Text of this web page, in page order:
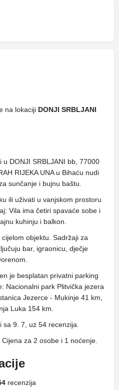
na lokaciji DONJI SRBLJANI
u DONJI SRBLJANI bb, 77000
RIJEKA UNA u Bihaću nudi
sunčanje i bujnu baštu.
ili uživati ​​u vanjskom prostoru
Vila ima četiri spavaće sobe i
kuhinju i balkon.
objektu. Sadržaji za
bar, igraonicu, dječje
je besplatan privatni parking
Nacionalni park Plitvička jezera
Jezerce - Mukinje 41 km,
Luka 154 km.
9. 7, uz 54 recenzija.
za 2 osobe i 1 noćenje.
recenzija